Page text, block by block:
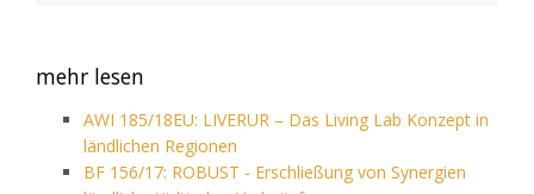
mehr lesen
AWI 185/18EU: LIVERUR – Das Living Lab Konzept in
ländlichen Regionen
BF 156/17: ROBUST - Erschließung von Synergien